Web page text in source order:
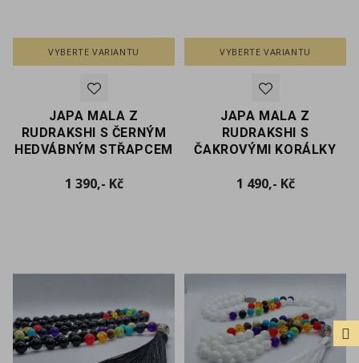
VYBERTE VARIANTU
JAPA MALA Z
RUDRAKSHI S ČERNÝM
HEDVÁBNÝM STŘAPCEM
1 390,- KčCena
VYBERTE VARIANTU
JAPA MALA Z
RUDRAKSHI S
ČAKROVÝMI KORÁLKY
1 490,- KčCena